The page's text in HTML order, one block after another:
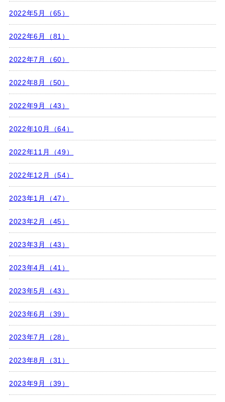
2022年5月（65）
2022年6月（81）
2022年7月（60）
2022年8月（50）
2022年9月（43）
2022年10月（64）
2022年11月（49）
2022年12月（54）
2023年1月（47）
2023年2月（45）
2023年3月（43）
2023年4月（41）
2023年5月（43）
2023年6月（39）
2023年7月（28）
2023年8月（31）
2023年9月（39）